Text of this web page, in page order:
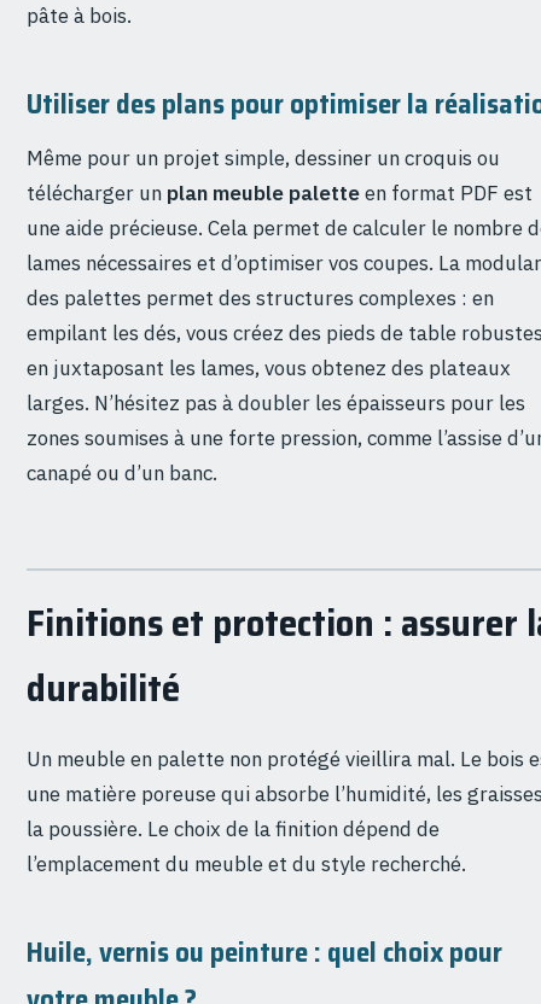
pâte à bois.
Utiliser des plans pour optimiser la
Même pour un projet simple, dessiner un croquis ou
télécharger un plan meuble paletteen format PDF est
une aide précieuse. Cela permet de calculer le nombre
lames nécessaires et d’optimiser vos coupes. La
des palettes permet des structures complexes : en
empilant les dés, vous créez des pieds de table
en juxtaposant les lames, vous obtenez des plateaux
larges. N’hésitez pas à doubler les épaisseurs pour les
zones soumises à une forte pression, comme l’assise
canapé ou d’un banc.
Finitions et protection : assurer
durabilité
Un meuble en palette non protégé vieillira mal. Le bois
une matière poreuse qui absorbe l’humidité, les
la poussière. Le choix de la finition dépend de
l’emplacement du meuble et du style recherché.
Huile, vernis ou peinture : quel choix pour